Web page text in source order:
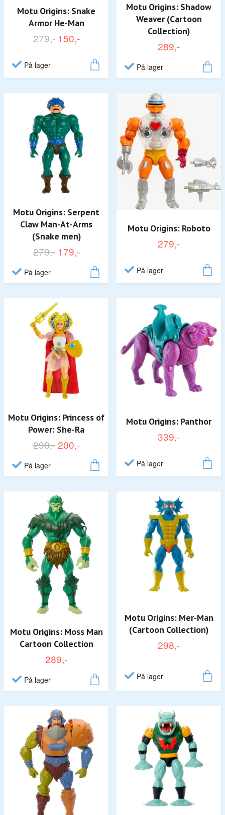
Motu Origins: Snake
Armor He-Man
279,- 150,-
På lager
Motu Origins: Shadow
Weaver (Cartoon
Collection)
289,-
På lager
Motu Origins: Serpent
Claw Man-At-Arms
(Snake men)
279,- 179,-
På lager
Motu Origins: Roboto
279,-
På lager
Motu Origins: Princess of
Power: She-Ra
298,- 200,-
På lager
Motu Origins: Panthor
339,-
På lager
Motu Origins: Moss Man
Cartoon Collection
289,-
På lager
Motu Origins: Mer-Man
(Cartoon Collection)
298,-
På lager